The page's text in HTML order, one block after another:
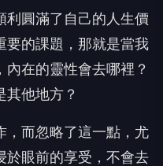
利圓滿了自己的人生價
要的課題，那就是當我
在的靈性會去哪裡？
其他地方？
，而忽略了這一點，尤
於眼前的享受，不會去